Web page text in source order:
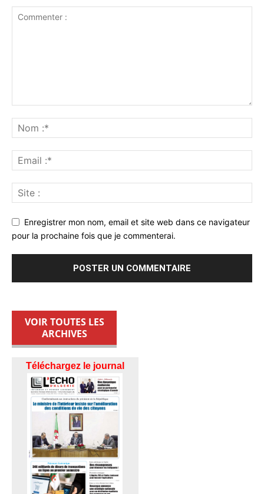
Enregistrer mon nom, email et site web dans ce navigateur
pour la prochaine fois que je commenterai.
VOIR TOUTES LES
ARCHIVES